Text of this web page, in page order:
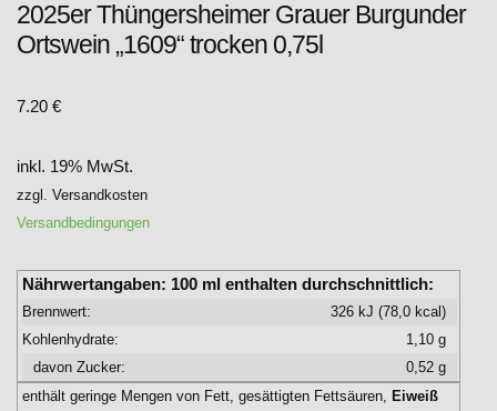
2025er Thüngersheimer Grauer Burgunder
Ortswein „1609“ trocken 0,75l
7.20 €
inkl. 19% MwSt.
zzgl. Versandkosten
Versandbedingungen
Nährwertangaben: 100 ml enthalten durchschnittlich:
Brennwert:
326 kJ (78,0 kcal)
Kohlenhydrate:
1,10 g
davon Zucker:
0,52 g
enthält geringe Mengen von Fett, gesättigten Fettsäuren, Eiweiß